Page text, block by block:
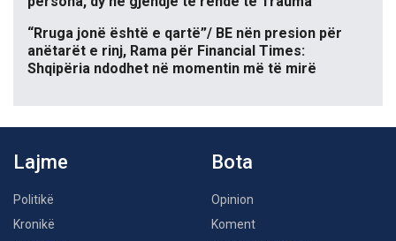
“Rruga jonë është e qartë”/ BE nën presion për
anëtarët e rinj, Rama për Financial Times:
Shqipëria ndodhet në momentin më të mirë
Lajme
Politikë
Kronikë
Bota
Opinion
Koment